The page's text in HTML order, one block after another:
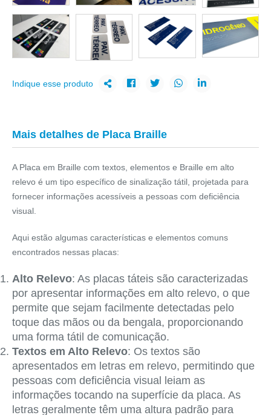
Indique esse produto
Mais detalhes de Placa Braille
A Placa em Braille com textos, elementos e Braille em alto
relevo é um tipo específico de sinalização tátil, projetada para
fornecer informações acessíveis a pessoas com deficiência
visual.
Aqui estão algumas características e elementos comuns
encontrados nessas placas:
Alto Relevo: As placas táteis são caracterizadas
por apresentar informações em alto relevo, o que
permite que sejam facilmente detectadas pelo
toque das mãos ou da bengala, proporcionando
uma forma tátil de comunicação.
Textos em Alto Relevo: Os textos são
apresentados em letras em relevo, permitindo que
pessoas com deficiência visual leiam as
informações tocando na superfície da placa. As
letras geralmente têm uma altura padrão para